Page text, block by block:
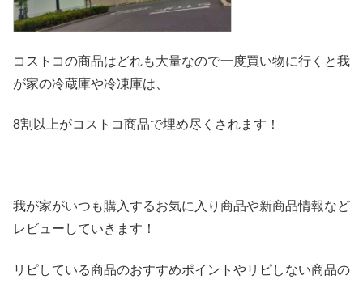
コストコの商品はどれも大量なので一度買い物に行くと我
が家の冷蔵庫や冷凍庫は、
8割以上がコストコ商品で埋め尽くされます！
我が家がいつも購入するお気に入り商品や新商品情報など
レビ ューしていきます！
リピしている商品のおすすめポイントやリピしない商品の